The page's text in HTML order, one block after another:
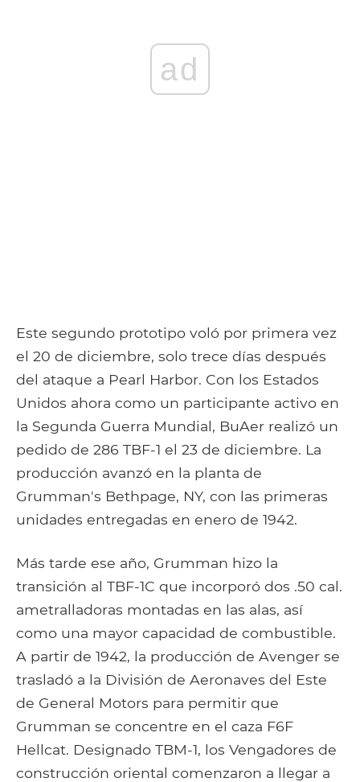
ad
Este segundo prototipo voló por primera vez
el 20 de diciembre, solo trece días después
del ataque a Pearl Harbor. Con los Estados
Unidos ahora como un participante activo en
la Segunda Guerra Mundial, BuAer realizó un
pedido de 286 TBF-1 el 23 de diciembre. La
producción avanzó en la planta de
Grumman's Bethpage, NY, con las primeras
unidades entregadas en enero de 1942.
Más tarde ese año, Grumman hizo la
transición al TBF-1C que incorporó dos .50 cal.
ametralladoras montadas en las alas, así
como una mayor capacidad de combustible.
A partir de 1942, la producción de Avenger se
trasladó a la División de Aeronaves del Este
de General Motors para permitir que
Grumman se concentre en el caza F6F
Hellcat. Designado TBM-1, los Vengadores de
construcción oriental comenzaron a llegar a